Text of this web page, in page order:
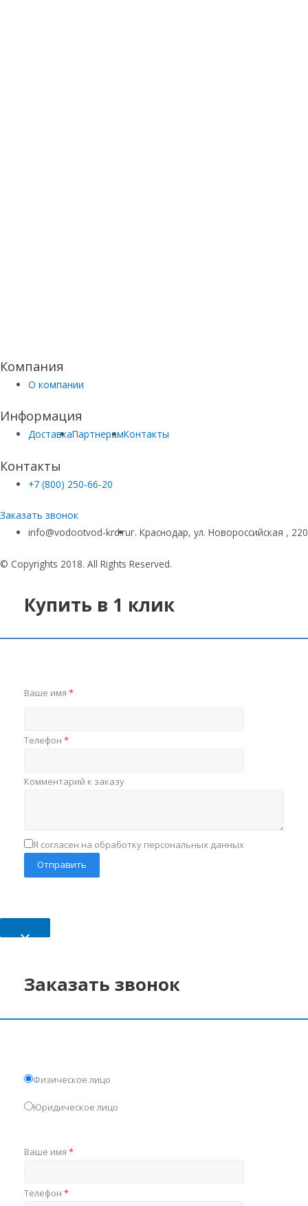
Компания
О компании
Информация
ДоставкаПартнерамКонтакты
Контакты
+7 (800) 250-66-20
Заказать звонок
info@vodootvod-krd.ruг. Краснодар, ул. Новороссийская ,
© Copyrights 2018. All Rights Reserved.
Купить в 1 клик
Ваше имя *
Телефон *
Комментарий к заказу
Я согласен на обработку персональных данных
×
Заказать звонок
Физическое лицо
Юридическое лицо
Ваше имя *
Телефон *